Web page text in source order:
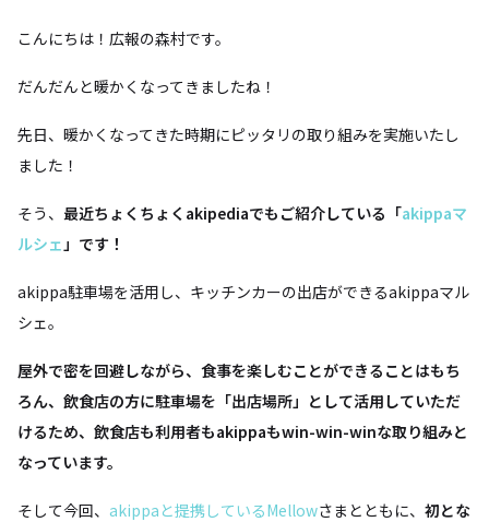
こんにちは！広報の森村です。
だんだんと暖かくなってきましたね！
先日、暖かくなってきた時期にピッタリの取り組みを実施いたし
ました！
そう、 最近ちょくちょくakipediaでもご紹介している「akippaマ
ルシェ」です！
akippa駐車場を活用し、キッチンカーの出店ができるakippaマル
シェ。
屋外で密を回避しながら、食事を楽しむことができることはもち
ろん、飲食店の方に駐車場を「出店場所」として活用していただ
けるため、飲食店も利用者もakippaもwin-win-winな取り組みと
なっています。
そして今回、 akippaと提携しているMellowさまとともに、 初とな